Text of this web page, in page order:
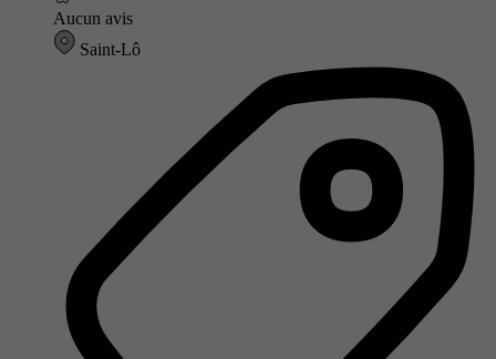
Aucun avis
Saint-Lô